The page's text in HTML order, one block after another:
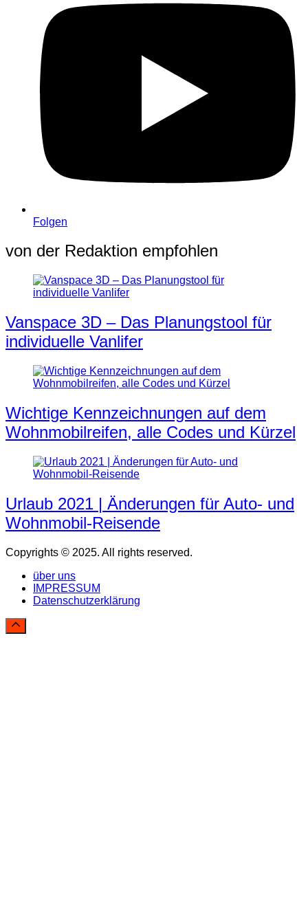
Folgen
von der Redaktion empfohlen
Vanspace 3D – Das Planungstool für
individuelle Vanlifer
Wichtige Kennzeichnungen auf dem
Wohnmobilreifen, alle Codes und Kürzel
Urlaub 2021 | Änderungen für Auto- und
Wohnmobil-Reisende
Copyrights © 2025. All rights reserved.
über uns
IMPRESSUM
Datenschutzerklärung